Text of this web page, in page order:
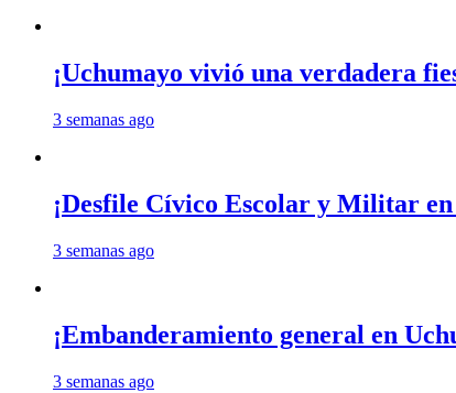
¡Uchumayo vivió una verdadera
3 semanas ago
¡Desfile Cívico Escolar y Militar
3 semanas ago
¡Embanderamiento general en
3 semanas ago